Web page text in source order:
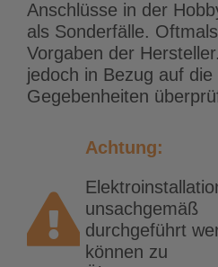
Anschlüsse in der
als Sonderfälle.
Vorgaben der
jedoch in Bezug auf die
Gegebenheiten
Achtung:
unsachgemäß
durchgeführt
können zu